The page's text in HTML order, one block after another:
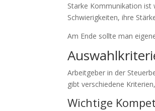
Starke Kommunikation ist
Schwierigkeiten, ihre
Am Ende sollte man
Arbeitgeber in der
gibt verschiedene
Wichtige